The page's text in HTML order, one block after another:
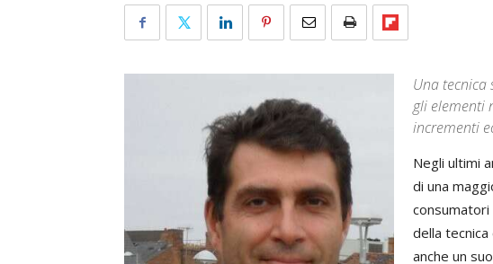
Una
gli elementi
incrementi
Negli ultimi
di una
consumatori
della
anche un